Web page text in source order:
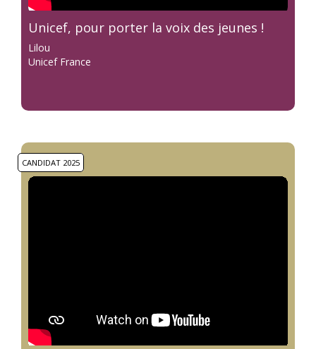
Unicef, pour porter la voix des jeunes !
Lilou
Unicef France
CANDIDAT 2025